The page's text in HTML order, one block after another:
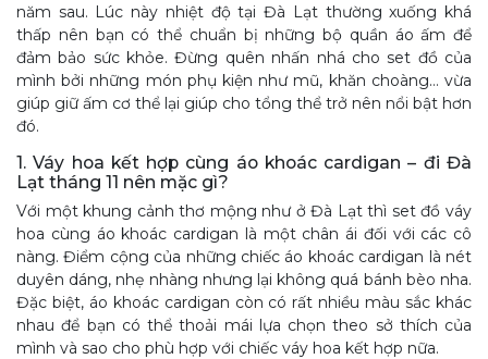
năm sau. Lúc này nhiệt độ tại Đà Lạt thường xuống khá
thấp nên bạn có thể chuẩn bị những bộ quần áo ấm để
đảm bảo sức khỏe. Đừng quên nhấn nhá cho set đồ của
mình bởi những món phụ kiện như mũ, khăn choàng… vừa
giúp giữ ấm cơ thể lại giúp cho tổng thể trở nên nổi bật hơn
đó.
1. Váy hoa kết hợp cùng áo khoác cardigan – đi Đà
Lạt tháng 11 nên mặc gì?
Với một khung cảnh thơ mộng như ở Đà Lạt thì set đồ váy
hoa cùng áo khoác cardigan là một chân ái đối với các cô
nàng. Điểm cộng của những chiếc áo khoác cardigan là nét
duyên dáng, nhẹ nhàng nhưng lại không quá bánh bèo nha.
Đặc biệt, áo khoác cardigan còn có rất nhiều màu sắc khác
nhau để bạn có thể thoải mái lựa chọn theo sở thích của
mình và sao cho phù hợp với chiếc váy hoa kết hợp nữa.